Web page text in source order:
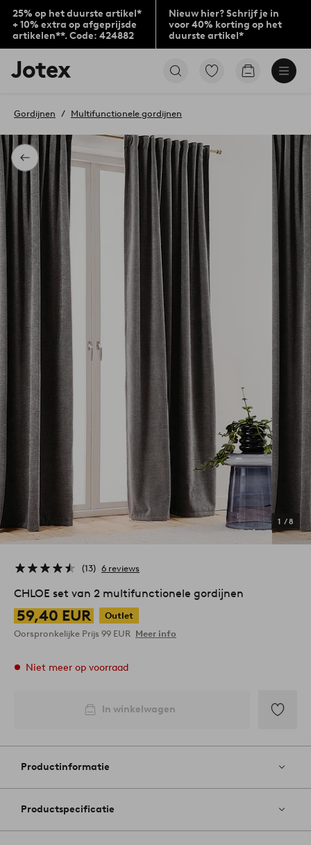
25% op het duurste artikel*
+ 10% extra op afgeprijsde
artikelen**. Code: 424882
Nieuw hier? Schrijf je in
voor 40% korting op het
duurste artikel*
Jotex
logo
to
home
page
Ga
Go
Terug
Gordijnen Multifunctionele gordijnen
1 /8
13 6 reviews
CHLOE set van 2 multifunctionele gordijnen
59,40 EUR
Outlet
Oorspronkelijke Prijs 99 EUR Meer info
Niet meer op voorraad
In winkelwagen
aan
Productinformatie
Productspecificatie